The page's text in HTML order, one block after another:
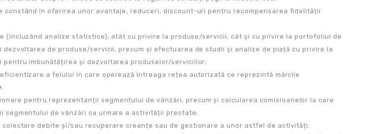
constând în oferirea unor avantaje, reduceri, discount-uri pentru recompensarea fidelității
(incluzând analize statistice), atât cu privire la produse/servicii, cât și cu privire la portofoliul de
de produse/servicii, precum și efectuarea de studii și analize de piață cu privire la
pentru îmbunătățirea și dezvoltarea produselor/serviciilor;
a felului în care operează întreaga rețea autorizată ce reprezintă mărcile
;
pentru reprezentanții segmentului de vânzări, precum și calcularea comisioanelor la care
de vânzări ca urmare a activității prestate;
debite și/sau recuperare creanțe sau de gestionare a unor astfel de activități.